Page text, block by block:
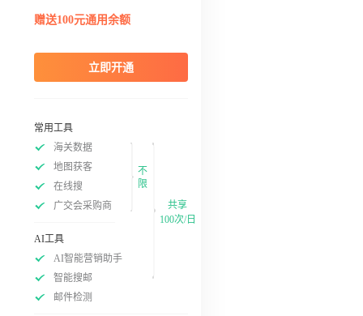
赠送100元通用余额
立即开通
常用工具
海关数据
地图获客
在线搜
广交会采购商
不
限
AI工具
AI智能营销助手
智能搜邮
邮件检测
共享
100次/日